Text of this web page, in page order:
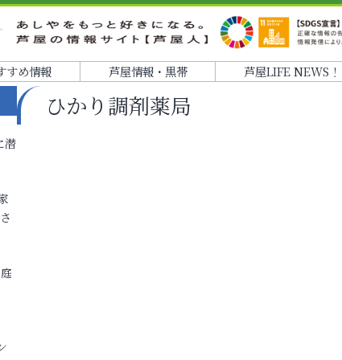
すめ情報 芦屋情報・黒帯 芦屋LIFE NEWS！
ひかり調剤薬局
潜